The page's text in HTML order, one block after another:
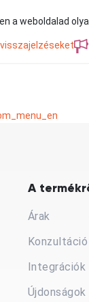
a weboldalad
A
Árak
Konzultáció
Integrációk
Újdonságok